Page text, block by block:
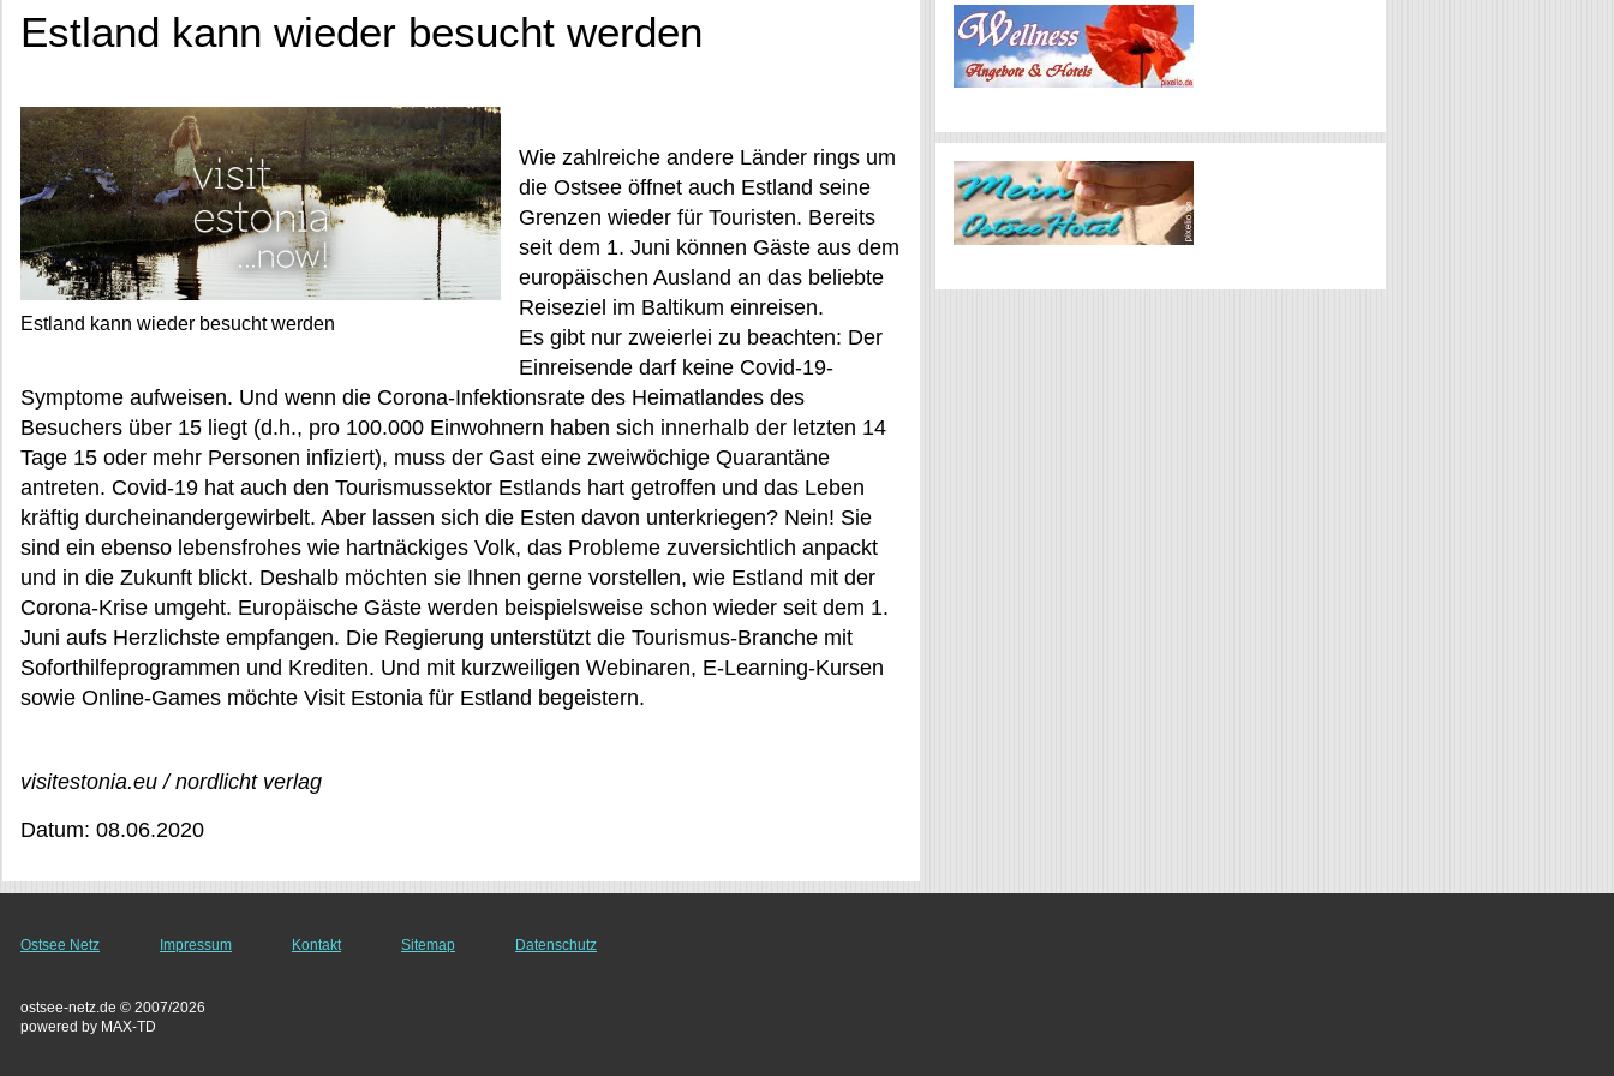
Estland kann wieder besucht werden
Estland kann wieder besucht werden
Wie zahlreiche andere Länder rings um
die Ostsee öffnet auch Estland seine
Grenzen wieder für Touristen. Bereits
seit dem 1. Juni können Gäste aus dem
europäischen Ausland an das beliebte
Reiseziel im Baltikum einreisen.
Es gibt nur zweierlei zu beachten: Der
Einreisende darf keine Covid-19-
Symptome aufweisen. Und wenn die Corona-Infektionsrate des Heimatlandes des
Besuchers über 15 liegt (d.h., pro 100.000 Einwohnern haben sich innerhalb der letzten 14
Tage 15 oder mehr Personen infiziert), muss der Gast eine zweiwöchige Quarantäne
antreten. Covid-19 hat auch den Tourismussektor Estlands hart getroffen und das Leben
kräftig durcheinandergewirbelt. Aber lassen sich die Esten davon unterkriegen? Nein! Sie
sind ein ebenso lebensfrohes wie hartnäckiges Volk, das Probleme zuversichtlich anpackt
und in die Zukunft blickt. Deshalb möchten sie Ihnen gerne vorstellen, wie Estland mit der
Corona-Krise umgeht. Europäische Gäste werden beispielsweise schon wieder seit dem 1.
Juni aufs Herzlichste empfangen. Die Regierung unterstützt die Tourismus-Branche mit
Soforthilfeprogrammen und Krediten. Und mit kurzweiligen Webinaren, E-Learning-Kursen
sowie Online-Games möchte Visit Estonia für Estland begeistern.
visitestonia.eu / nordlicht verlag
Datum: 08.06.2020
Ostsee Netz Impressum Kontakt Sitemap Datenschutz
ostsee-netz.de © 2007/2026
powered by MAX-TD